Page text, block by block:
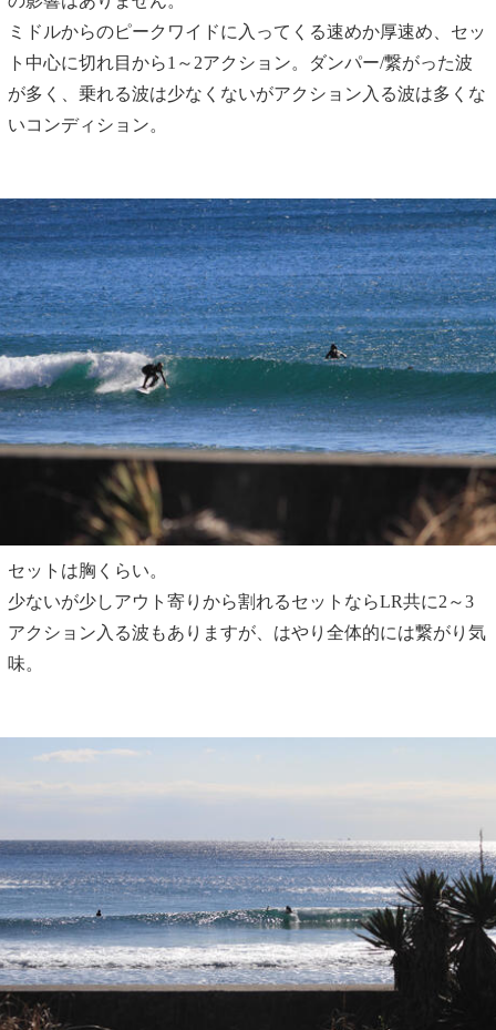
ミドルからのピークワイドに入ってくる速めか厚速め、セッ
ト中心に切れ目から1～2アクション。ダンパー/繋がった波
が多く、乗れる波は少なくないがアクション入る波は多くな
いコンディション。
セットは胸くらい。
少ないが少しアウト寄りから割れるセットならLR共に2～3
アクション入る波もありますが、はやり全体的には繋がり気
味。